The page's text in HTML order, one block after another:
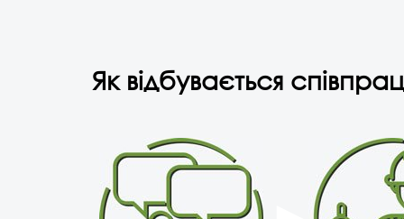
Як відбувається